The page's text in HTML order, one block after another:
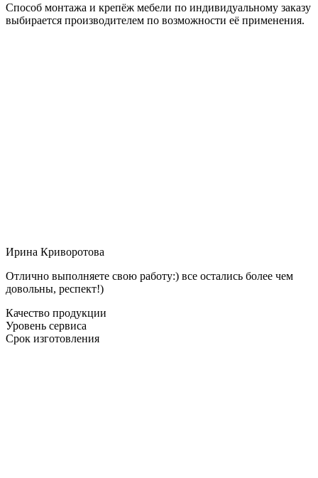
Способ монтажа и крепёж мебели по индивидуальному заказу
выбирается производителем по возможности её применения.
Ирина Криворотова
Отлично выполняете свою работу:) все остались более чем
довольны, респект!)
Качество продукции
Уровень сервиса
Срок изготовления